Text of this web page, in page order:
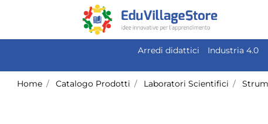
Arredi didattici Industria 4.0
Home Catalogo Prodotti Laboratori Scientifici